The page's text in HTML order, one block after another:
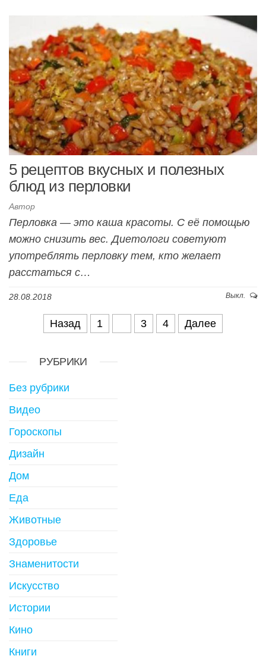
5 рецептов вкусных и полезных
блюд из перловки
Автор
Перловка — это каша красоты. С её помощью
можно снизить вес. Диетологи советуют
употреблять перловку тем, кто желает
расстаться с…
28.08.2018 Выкл.
Навигация по записям
Назад 1 3 4 Далее
РУБРИКИ
Без рубрики
Видео
Гороскопы
Дизайн
Дом
Еда
Животные
Здоровье
Знаменитости
Искусство
Истории
Кино
Книги